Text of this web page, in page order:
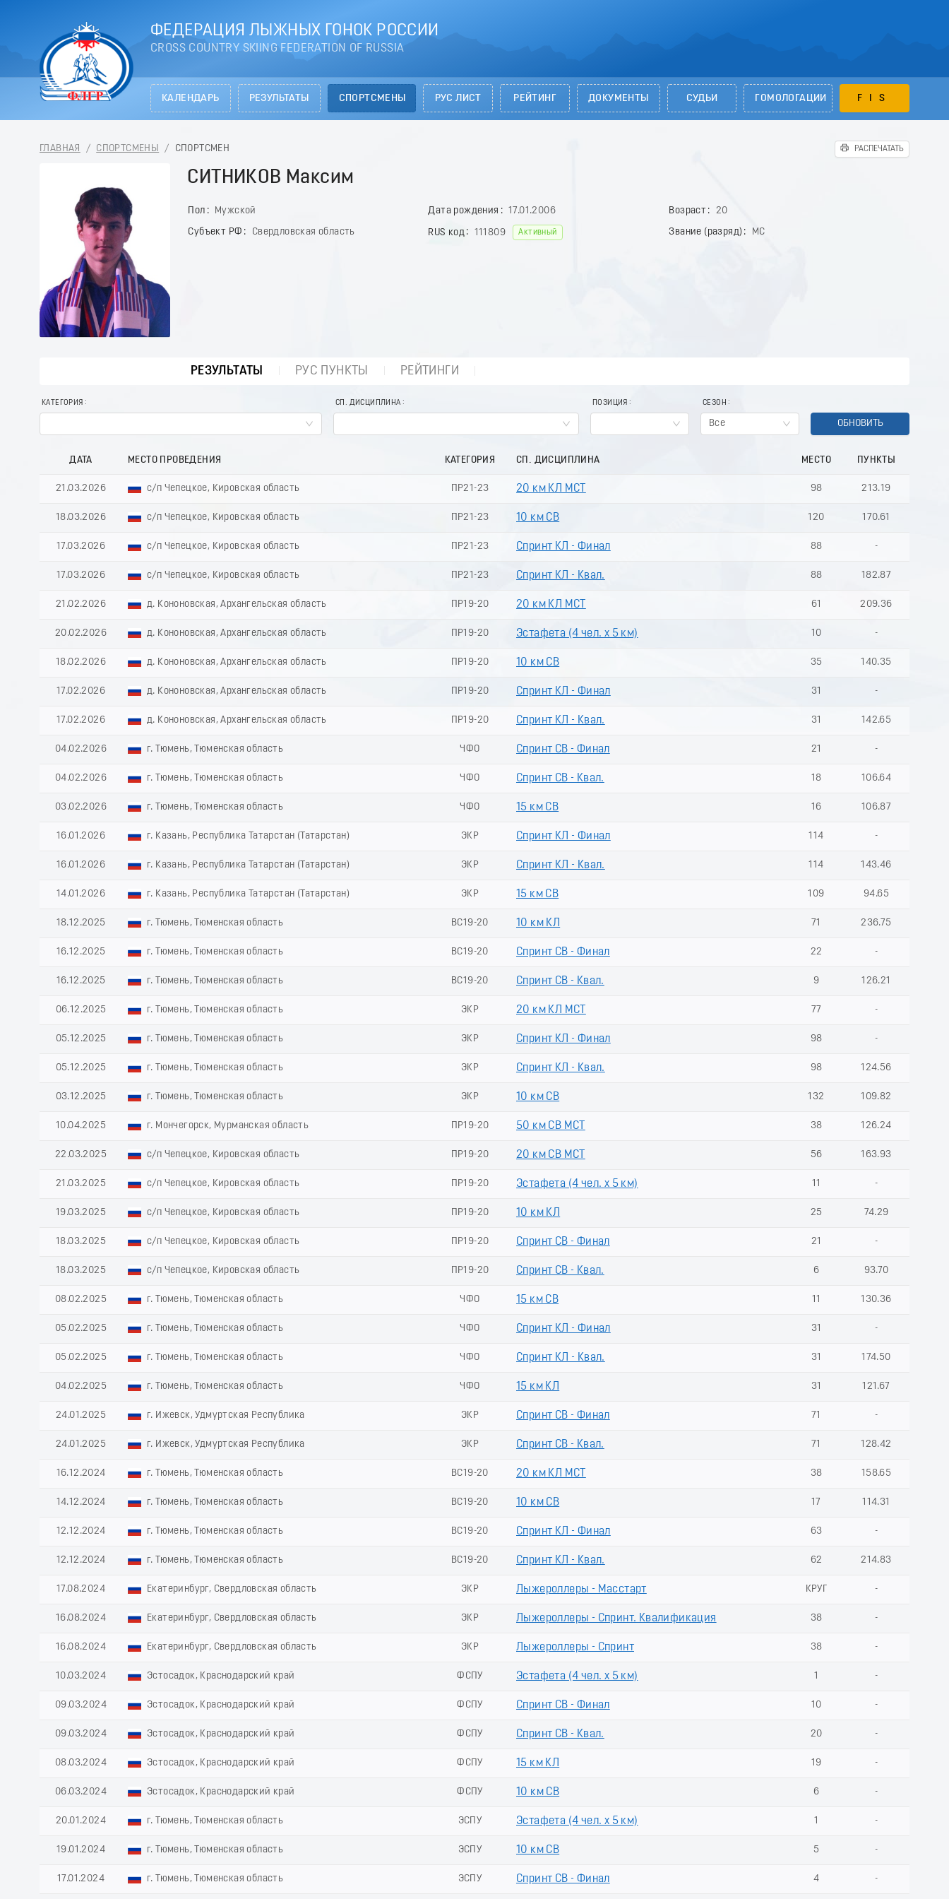
ФЕДЕРАЦИЯ ЛЫЖНЫХ ГОНОК РОССИИ
CROSS COUNTRY SKIING FEDERATION OF RUSSIA
КАЛЕНДАРЬ РЕЗУЛЬТАТЫ СПОРТСМЕНЫ РУС ЛИСТ РЕЙТИНГ ДОКУМЕНТЫ СУДЬИ ГОМОЛОГАЦИИ FIS
ГЛАВНАЯ / СПОРТСМЕНЫ / СПОРТСМЕН РАСПЕЧАТАТЬ
СИТНИКОВ Максим
Пол Мужской Дата рождения 17.01.2006 Возраст
20
Субъект РФ
Свердловская область RUS код 111809 Активный Звание (разряд) МС
РЕЗУЛЬТАТЫ РУС ПУНКТЫ РЕЙТИНГИ
КАТЕГОРИЯ СП. ДИСЦИПЛИНА ПОЗИЦИЯ СЕЗОН
Все ОБНОВИТЬ
ДАТА МЕСТО ПРОВЕДЕНИЯ КАТЕГОРИЯ СП. ДИСЦИПЛИНА МЕСТО ПУНКТЫ
21.03.2026 с/п Чепецкое, Кировская область ПР21-23 20 км КЛ МСТ 98 213.19
18.03.2026 с/п Чепецкое, Кировская область ПР21-23 10 км СВ 120 170.61
17.03.2026 с/п Чепецкое, Кировская область ПР21-23 Спринт КЛ - Финал 88 -
17.03.2026 с/п Чепецкое, Кировская область ПР21-23 Спринт КЛ - Квал. 88 182.87
21.02.2026 д. Кононовская, Архангельская область ПР19-20 20 км КЛ МСТ 61 209.36
20.02.2026 д. Кононовская, Архангельская область ПР19-20 Эстафета (4 чел. х 5 км) 10 -
18.02.2026 д. Кононовская, Архангельская область ПР19-20 10 км СВ 35 140.35
17.02.2026 д. Кононовская, Архангельская область ПР19-20 Спринт КЛ - Финал 31 -
17.02.2026 д. Кононовская, Архангельская область ПР19-20 Спринт КЛ - Квал. 31 142.65
04.02.2026 г. Тюмень, Тюменская область ЧФО Спринт СВ - Финал 21 -
04.02.2026 г. Тюмень, Тюменская область ЧФО Спринт СВ - Квал. 18 106.64
03.02.2026 г. Тюмень, Тюменская область ЧФО 15 км СВ 16 106.87
16.01.2026 г. Казань, Республика Татарстан (Татарстан) ЭКР Спринт КЛ - Финал 114 -
16.01.2026 г. Казань, Республика Татарстан (Татарстан) ЭКР Спринт КЛ - Квал. 114 143.46
14.01.2026 г. Казань, Республика Татарстан (Татарстан) ЭКР 15 км СВ 109 94.65
18.12.2025 г. Тюмень, Тюменская область ВС19-20 10 км КЛ 71 236.75
16.12.2025 г. Тюмень, Тюменская область ВС19-20 Спринт СВ - Финал 22 -
16.12.2025 г. Тюмень, Тюменская область ВС19-20 Спринт СВ - Квал. 9 126.21
06.12.2025 г. Тюмень, Тюменская область ЭКР 20 км КЛ МСТ 77 -
05.12.2025 г. Тюмень, Тюменская область ЭКР Спринт КЛ - Финал 98 -
05.12.2025 г. Тюмень, Тюменская область ЭКР Спринт КЛ - Квал. 98 124.56
03.12.2025 г. Тюмень, Тюменская область ЭКР 10 км СВ 132 109.82
10.04.2025 г. Мончегорск, Мурманская область ПР19-20 50 км СВ МСТ 38 126.24
22.03.2025 с/п Чепецкое, Кировская область ПР19-20 20 км СВ МСТ 56 163.93
21.03.2025 с/п Чепецкое, Кировская область ПР19-20 Эстафета (4 чел. х 5 км) 11 -
19.03.2025 с/п Чепецкое, Кировская область ПР19-20 10 км КЛ 25 74.29
18.03.2025 с/п Чепецкое, Кировская область ПР19-20 Спринт СВ - Финал 21 -
18.03.2025 с/п Чепецкое, Кировская область ПР19-20 Спринт СВ - Квал. 6 93.70
08.02.2025 г. Тюмень, Тюменская область ЧФО 15 км СВ 11 130.36
05.02.2025 г. Тюмень, Тюменская область ЧФО Спринт КЛ - Финал 31 -
05.02.2025 г. Тюмень, Тюменская область ЧФО Спринт КЛ - Квал. 31 174.50
04.02.2025 г. Тюмень, Тюменская область ЧФО 15 км КЛ 31 121.67
24.01.2025 г. Ижевск, Удмуртская Республика ЭКР Спринт СВ - Финал 71 -
24.01.2025 г. Ижевск, Удмуртская Республика ЭКР Спринт СВ - Квал. 71 128.42
16.12.2024 г. Тюмень, Тюменская область ВС19-20 20 км КЛ МСТ 38 158.65
14.12.2024 г. Тюмень, Тюменская область ВС19-20 10 км СВ 17 114.31
12.12.2024 г. Тюмень, Тюменская область ВС19-20 Спринт КЛ - Финал 63 -
12.12.2024 г. Тюмень, Тюменская область ВС19-20 Спринт КЛ - Квал. 62 214.83
17.08.2024 Екатеринбург, Свердловская область ЭКР Лыжероллеры - Масстарт КРУГ -
16.08.2024 Екатеринбург, Свердловская область ЭКР Лыжероллеры - Спринт. Квалификация 38 -
16.08.2024 Екатеринбург, Свердловская область ЭКР Лыжероллеры - Спринт 38 -
10.03.2024 Эстосадок, Краснодарский край ФСПУ Эстафета (4 чел. х 5 км) 1 -
09.03.2024 Эстосадок, Краснодарский край ФСПУ Спринт СВ - Финал 10 -
09.03.2024 Эстосадок, Краснодарский край ФСПУ Спринт СВ - Квал. 20 -
08.03.2024 Эстосадок, Краснодарский край ФСПУ 15 км КЛ 19 -
06.03.2024 Эстосадок, Краснодарский край ФСПУ 10 км СВ 6 -
20.01.2024 г. Тюмень, Тюменская область ЭСПУ Эстафета (4 чел. х 5 км) 1 -
19.01.2024 г. Тюмень, Тюменская область ЭСПУ 10 км СВ 5 -
17.01.2024 г. Тюмень, Тюменская область ЭСПУ Спринт СВ - Финал 4 -